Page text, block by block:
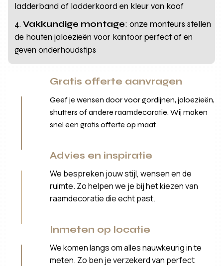
ladderband of ladderkoord en kleur van koof
Vakkundige montage: onze monteurs stellen
de houten jaloezieën voor kantoor perfect af en
geven onderhoudstips
Gratis offerte aanvragen
Geef je wensen door voor gordijnen, jaloezieën,
shutters of andere raamdecoratie. Wij maken
snel een gratis offerte op maat.
Advies en inspiratie
We bespreken jouw stijl, wensen en de
ruimte. Zo helpen we je bij het kiezen van
raamdecoratie die echt past.
Inmeten op locatie
We komen langs om alles nauwkeurig in te
meten. Zo ben je verzekerd van perfect